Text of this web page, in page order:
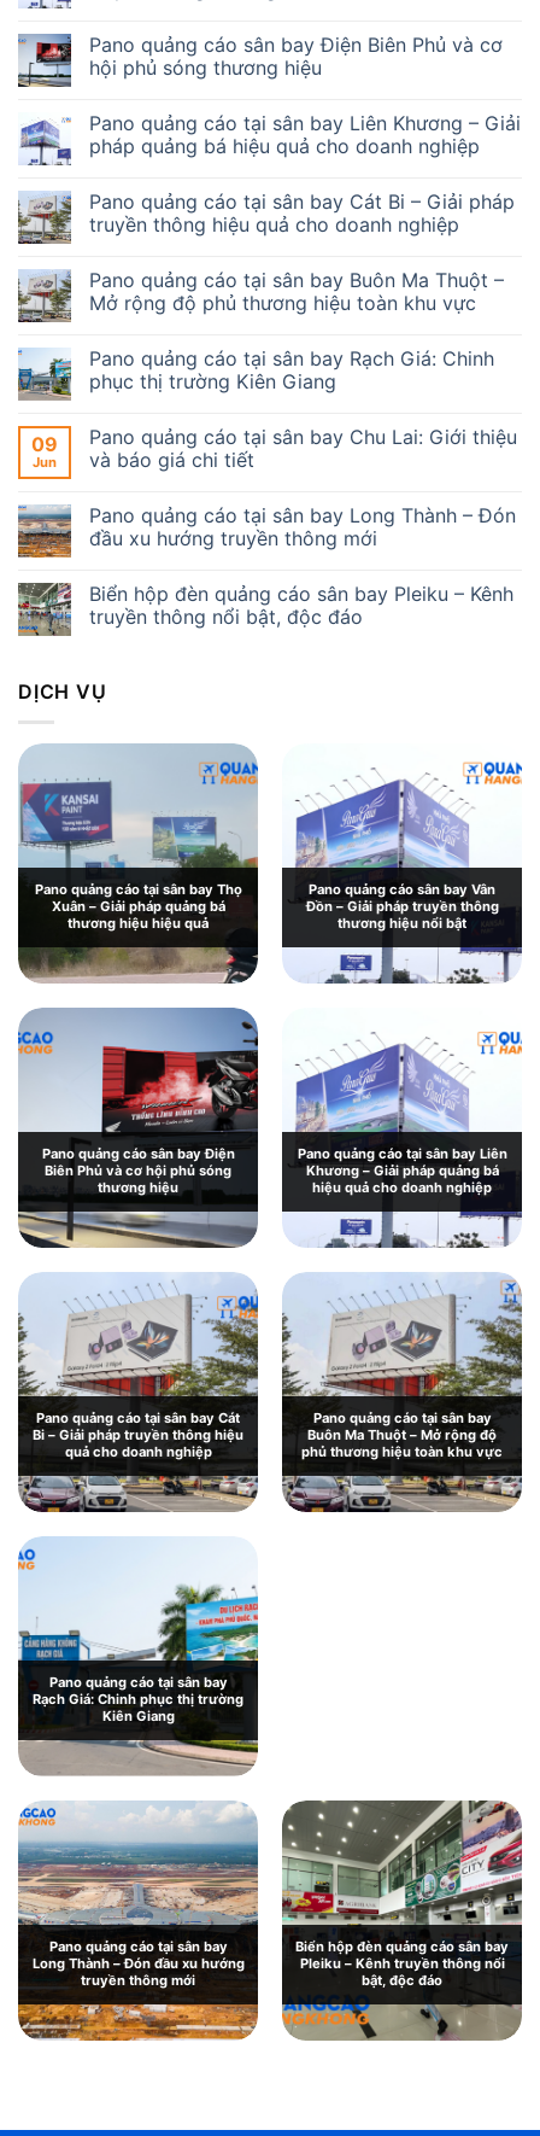
Pano quảng cáo sân bay Điện Biên Phủ và cơ
hội phủ sóng thương hiệu
Pano quảng cáo tại sân bay Liên Khương – Giải
pháp quảng bá hiệu quả cho doanh nghiệp
Pano quảng cáo tại sân bay Cát Bi – Giải pháp
truyền thông hiệu quả cho doanh nghiệp
Pano quảng cáo tại sân bay Buôn Ma Thuột –
Mở rộng độ phủ thương hiệu toàn khu vực
Pano quảng cáo tại sân bay Rạch Giá: Chinh
phục thị trường Kiên Giang
09
Jun
Pano quảng cáo tại sân bay Chu Lai: Giới thiệu
và báo giá chi tiết
Pano quảng cáo tại sân bay Long Thành – Đón
đầu xu hướng truyền thông mới
Biển hộp đèn quảng cáo sân bay Pleiku – Kênh
truyền thông nổi bật, độc đáo
DỊCH VỤ
Pano quảng cáo tại sân bay Thọ
Xuân – Giải pháp quảng bá
thương hiệu hiệu quả
Pano quảng cáo sân bay Vân
Đồn – Giải pháp truyền thông
thương hiệu nổi bật
Pano quảng cáo sân bay Điện
Biên Phủ và cơ hội phủ sóng
thương hiệu
Pano quảng cáo tại sân bay Liên
Khương – Giải pháp quảng bá
hiệu quả cho doanh nghiệp
Pano quảng cáo tại sân bay Cát
Bi – Giải pháp truyền thông hiệu
quả cho doanh nghiệp
Pano quảng cáo tại sân bay
Buôn Ma Thuột – Mở rộng độ
phủ thương hiệu toàn khu vực
Pano quảng cáo tại sân bay
Rạch Giá: Chinh phục thị trường
Kiên Giang
Pano quảng cáo tại sân bay Chu
Lai: Giới thiệu và báo giá chi tiết
Pano quảng cáo tại sân bay
Long Thành – Đón đầu xu hướng
truyền thông mới
Biển hộp đèn quảng cáo sân bay
Pleiku – Kênh truyền thông nổi
bật, độc đáo